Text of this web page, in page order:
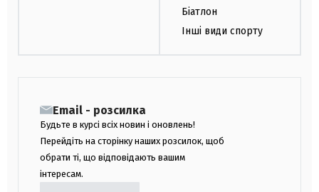
Біатлон
Інші види спорту
Email - розсилка
Будьте в курсі всіх новин і оновлень!
Перейдіть на сторінку наших розсилок, щоб
обрати ті, що відповідають вашим
інтересам.